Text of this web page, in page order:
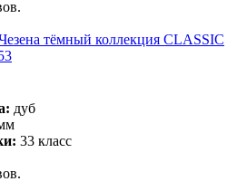
тёмный коллекция CLASSIC
дуб
33 класс